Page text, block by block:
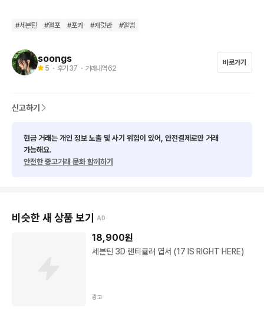
오직 안전결제만, 수수료 제가 부담합니다
#세븐틴 #앨포 #포카 #캐럿반 #앨범
soongs
5 ・ 후기 37 ・ 거래내역 62
바로가기
신고하기
현금 거래는 개인 정보 노출 및 사기 위험이 있어, 안전결제로만 거래
가능해요.
안전한 중고거래 문화 함께하기
비슷한 새 상품 보기 AD
18,900원
세븐틴 3D 렌티큘러 엽서 (17 IS RIGHT HERE)
광고